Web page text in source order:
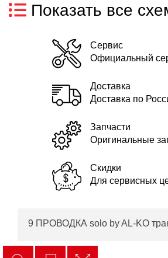
Показать все
Сервис
Официальный
Доставка
Доставка по
Запчасти
Оригинальные
Скидки
Для сервисных